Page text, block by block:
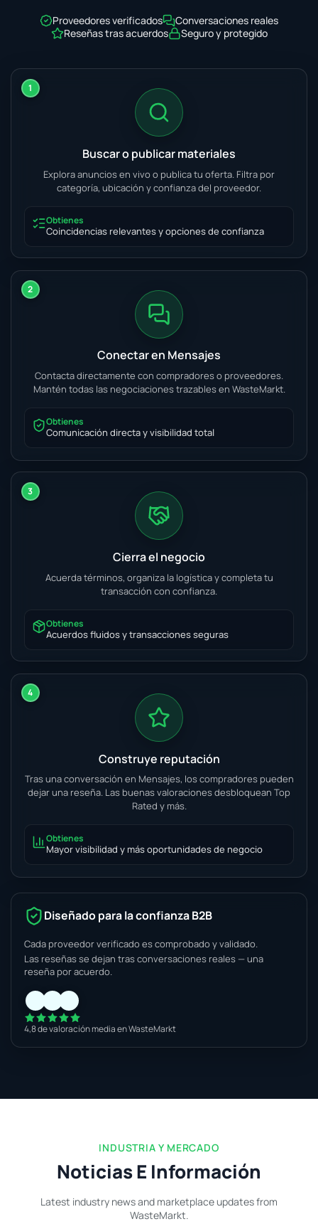
Proveedores verificados
Conversaciones reales
Reseñas tras acuerdos
Seguro y protegido
1
Buscar o publicar materiales
Explora anuncios en vivo o publica tu oferta. Filtra por
categoría, ubicación y confianza del proveedor.
Obtienes
Coincidencias relevantes y opciones de confianza
2
Conectar en Mensajes
Contacta directamente con compradores o proveedores.
Mantén todas las negociaciones trazables en WasteMarkt.
Obtienes
Comunicación directa y visibilidad total
3
Cierra el negocio
Acuerda términos, organiza la logística y completa tu
transacción con confianza.
Obtienes
Acuerdos fluidos y transacciones seguras
4
Construye reputación
Tras una conversación en Mensajes, los compradores pueden
dejar una reseña. Las buenas valoraciones desbloquean Top
Rated y más.
Obtienes
Mayor visibilidad y más oportunidades de negocio
Diseñado para la confianza B2B
Cada proveedor verificado es comprobado y validado.
Las reseñas se dejan tras conversaciones reales — una
reseña por acuerdo.
4,8 de valoración media en WasteMarkt
INDUSTRIA Y MERCADO
Noticias E Información
Latest industry news and marketplace updates from
WasteMarkt.